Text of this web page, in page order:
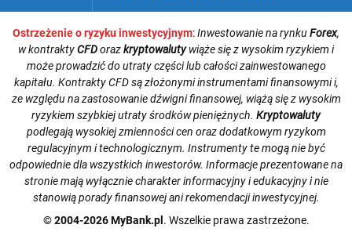
Ostrzeżenie o ryzyku inwestycyjnym:Inwestowanie na rynkuForex,
w kontraktyCFDorazkryptowalutywiąże się z wysokim ryzykiem i
może prowadzić do utraty części lub całości zainwestowanego
kapitału. Kontrakty CFD są złożonymi instrumentami finansowymi i,
ze względu na zastosowanie dźwigni finansowej, wiążą się z wysokim
ryzykiem szybkiej utraty środków pieniężnych. Kryptowaluty
podlegają wysokiej zmienności cen oraz dodatkowym ryzykom
regulacyjnym i technologicznym. Instrumenty te mogą nie być
odpowiednie dla wszystkich inwestorów. Informacje prezentowane na
stronie mają wyłącznie charakter informacyjny i edukacyjny i nie
stanowią porady finansowej ani rekomendacji inwestycyjnej.
© 2004-2026 MyBank.pl . Wszelkie prawa zastrzeżone.